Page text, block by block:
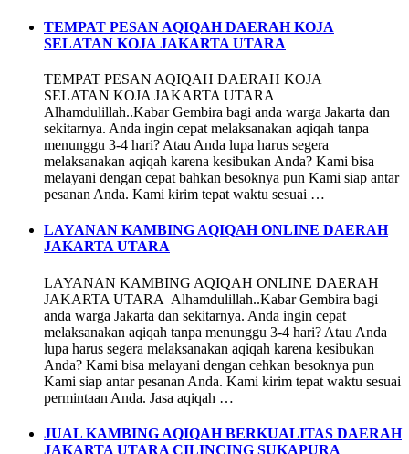
TEMPAT PESAN AQIQAH DAERAH KOJA
SELATAN KOJA JAKARTA UTARA
TEMPAT PESAN AQIQAH DAERAH KOJA
SELATAN KOJA JAKARTA UTARA
Alhamdulillah..Kabar Gembira bagi anda warga Jakarta dan
sekitarnya. Anda ingin cepat melaksanakan aqiqah tanpa
menunggu 3-4 hari? Atau Anda lupa harus segera
melaksanakan aqiqah karena kesibukan Anda? Kami bisa
melayani dengan cepat bahkan besoknya pun Kami siap antar
pesanan Anda. Kami kirim tepat waktu sesuai …
LAYANAN KAMBING AQIQAH ONLINE DAERAH
JAKARTA UTARA
LAYANAN KAMBING AQIQAH ONLINE DAERAH
JAKARTA UTARA Alhamdulillah..Kabar Gembira bagi
anda warga Jakarta dan sekitarnya. Anda ingin cepat
melaksanakan aqiqah tanpa menunggu 3-4 hari? Atau Anda
lupa harus segera melaksanakan aqiqah karena kesibukan
Anda? Kami bisa melayani dengan cehkan besoknya pun
Kami siap antar pesanan Anda. Kami kirim tepat waktu sesuai
permintaan Anda. Jasa aqiqah …
JUAL KAMBING AQIQAH BERKUALITAS DAERAH
JAKARTA UTARA CILINCING SUKAPURA